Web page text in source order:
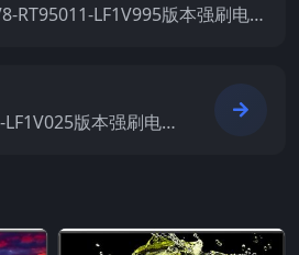
RT95011-LF1V995版本强刷电视
版本强刷电视